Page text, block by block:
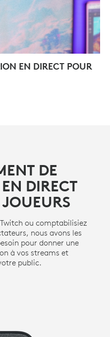
EN DIRECT POUR
DE
DIRECT
ou comptabilisiez
nous avons les
pour donner une
à vos streams et
public.